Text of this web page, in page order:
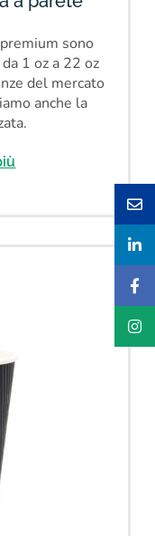
sono
1 oz a 22 oz
del mercato
anche la